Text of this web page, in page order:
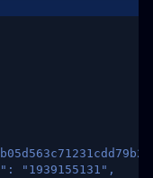
"1939155131",